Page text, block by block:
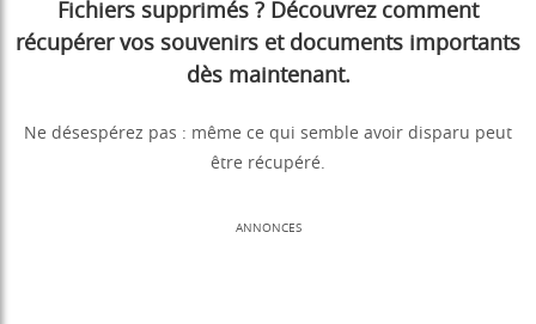
Fichiers supprimés ? Découvrez comment
récupérer vos souvenirs et documents importants
dès maintenant.
Ne désespérez pas : même ce qui semble avoir disparu peut
être récupéré.
ANNONCES